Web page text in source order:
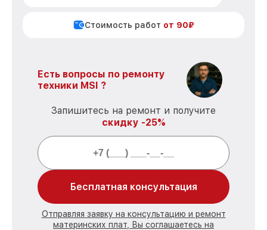
Стоимость работ от 90₽
Есть вопросы по ремонту
техники MSI ?
Запишитесь на ремонт и получите
скидку -25%
Бесплатная консультация
Отправляя заявку на консультацию и ремонт
материнских плат, Вы соглашаетесь на